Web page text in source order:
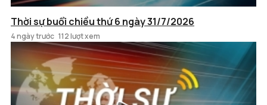
Thời sự buổi chiều thứ 6 ngày 31/7/2026
4 ngày trước 112 lượt xem